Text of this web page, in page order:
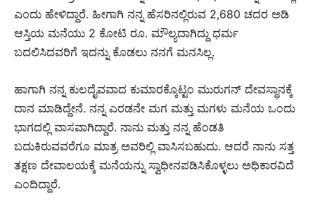
ಎಂದು ಹೇಳಿದ್ದಾರೆ. ಹೀಗಾಗಿ ನನ್ನ ಹೆಸರಿನಲ್ಲಿರುವ 2,680 ಚದರ ಅಡಿ
ಆಸ್ತಿಯ ಮನೆಯು 2 ಕೋಟಿ ರೂ. ಮೌಲ್ಯದಾಗಿದ್ದು ಧರ್ಮ
ಬದಲಿಸಿದವರಿಗೆ ಇದನ್ನು ಕೊಡಲು ನನಗೆ ಮನಸಿಲ್ಲ.
ಹಾಗಾಗಿ ನನ್ನ ಕುಲದೈವವಾದ ಕುಮಾರಕ್ಕೊಟ್ಟಂ ಮುರುಗನ್ ದೇವಸ್ಥಾನಕ್ಕೆ
ದಾನ ಮಾಡಿದ್ದೇನೆ. ನನ್ನ ಎರಡನೇ ಮಗ ಮತ್ತು ಮಗಳು ಮನೆಯ ಒಂದು
ಭಾಗದಲ್ಲಿ ವಾಸವಾಗಿದ್ದಾರೆ. ನಾನು ಮತ್ತು ನನ್ನ ಹೆಂಡತಿ
ಬದುಕಿರುವವರೆಗೂ ಮಾತ್ರ ಅವರಿಲ್ಲಿ ವಾಸಿಸಬಹುದು. ಆದರೆ ನಾನು ಸತ್ತ
ತಕ್ಷಣ ದೇವಾಲಯಕ್ಕೆ ಮನೆಯನ್ನು ಸ್ವಾಧೀನಪಡಿಸಿಕೊಳ್ಳಲು ಅಧಿಕಾರವಿದೆ
ಎಂದಿದ್ದಾರೆ.